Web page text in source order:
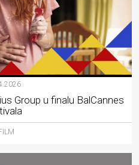
Group u finalu BalCannes